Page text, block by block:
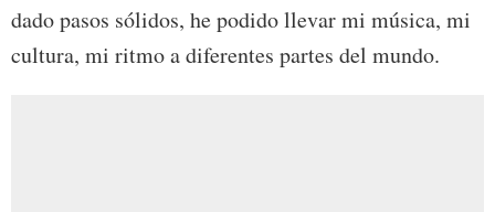
dado pasos sólidos, he podido llevar mi música, mi
cultura, mi ritmo a diferentes partes del mundo.